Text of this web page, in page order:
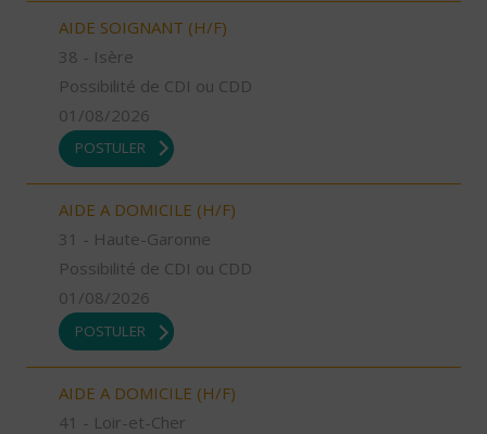
AIDE SOIGNANT (H/F)
38 - Isère
Possibilité de CDI ou CDD
01/08/2026
POSTULER
AIDE A DOMICILE (H/F)
31 - Haute-Garonne
Possibilité de CDI ou CDD
01/08/2026
POSTULER
AIDE A DOMICILE (H/F)
41 - Loir-et-Cher